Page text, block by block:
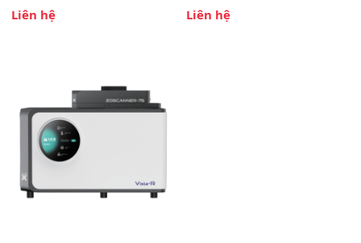
hỗ trợ tản nhiệt tăng cường và đã
liệu để tăng chỉ số ROI cho doanh
nghiệp.
Liên hệ
này cho phép bất kỳ ai cũng có
Liên hệ